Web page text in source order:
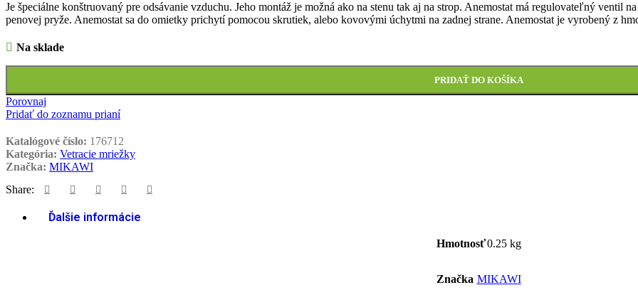
Je špeciálne konštruovaný pre odsávanie vzduchu. Jeho montáž je možná ako na stenu tak aj na strop. Anemostat má regulovateľný ventil
penovej pryže. Anemostat sa do omietky prichytí pomocou skrutiek, alebo kovovými úchytmi na zadnej strane. Anemostat je vyrobený z
Na sklade
PRIDAŤ DO KOŠÍKA
Porovnaj
Pridať do zoznamu prianí
Katalógové číslo: 176712
Kategória: Vetracie mriežky
Značka: MIKAWI
Share:
Ďalšie informácie
Hmotnosť0.25 kg
Značka MIKAWI